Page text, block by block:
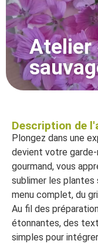
Atelier
Description de
Plongez dans une
devient votre
gourmand, vous
sublimer les plantes
menu complet, du
Au fil des
étonnantes, des
simples pour